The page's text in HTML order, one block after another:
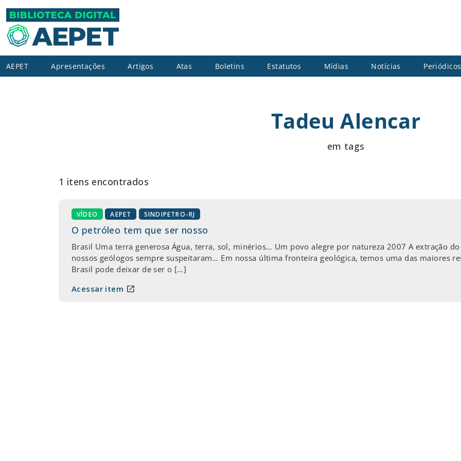
AEPET Apresentações Artigos Atas Boletins Estatutos Mídias Notícias Periódicos
Tadeu Alencar
em tags
1 itens encontrados
VÍDEO AEPET SINDIPETRO-RJ
O petróleo tem que ser nosso
Brasil Uma terra generosa Água, terra, sol, minérios… Um povo alegre por natureza 2007 A extração
nossos geólogos sempre suspeitaram… Em nossa última fronteira geológica, temos uma das maiores
Brasil pode deixar de ser o […]
Acessar item open_in_new